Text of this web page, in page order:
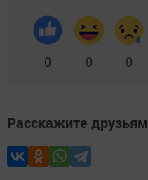
0 0 0
Расскажите друзьям